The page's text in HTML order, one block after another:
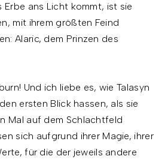
Erbe ans Licht kommt, ist sie
mit ihrem größten Feind
Alaric, dem Prinzen des
Und ich liebe es, wie Talasyn
ersten Blick hassen, als sie
Mal auf dem Schlachtfeld
sich aufgrund ihrer Magie, ihrer
für die der jeweils andere